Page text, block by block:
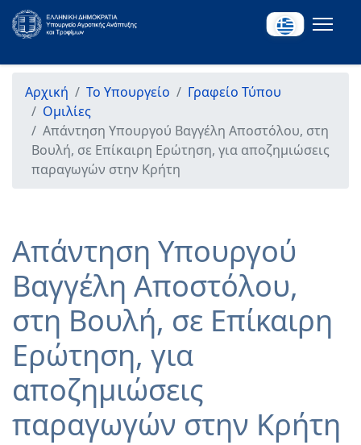
Αρχική Το Υπουργείο
Γραφείο Τύπου
Ομιλίες
Απάντηση Υπουργού Βαγγέλη Αποστόλου, στη
Βουλή, σε Επίκαιρη Ερώτηση, για αποζημιώσεις
παραγωγών στην Κρήτη
Απάντηση Υπουργού
Βαγγέλη Αποστόλου,
στη Βουλή, σε Επίκαιρη
Ερώτηση, για
αποζημιώσεις
παραγωγών στην Κρήτη